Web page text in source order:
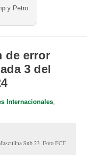
y Petro
de error
3 del
Internacionales,
Sub 23 .Foto FCF